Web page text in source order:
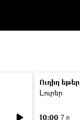
Ուղիղ եթեր
Լուրեր
10:00 7 ր